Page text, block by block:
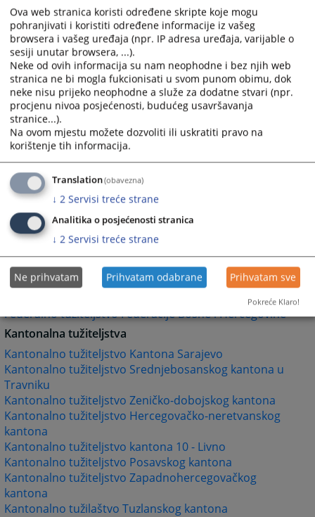
Osnovni sud u Mrkonjić Gradu
Osnovni sud u Novom Gradu
Osnovni sud u Prijedoru
Osnovni sud u Prnjavoru
Osnovni sud u Sokocu
Osnovni sud u Srebrenici
Osnovni sud u Tesliću
Osnovni sud u Trebinju
Osnovni sud u Višegradu
Osnovni sud u Vlasenici
Osnovni sud u Zvorniku
Privredni sudovi
Viši privredni sud Banja Luka
Okružni privredni sud u Banja Luci
Okružni privredni sud u Doboju
Okružni privredni sud u Istočnom Sarajevu
Tužilaštva u Federaciji BiH
Federalno tužiteljstvo Federacije Bosne i Hercegovine
Kantonalna tužiteljstva
Kantonalno tužiteljstvo Kantona Sarajevo
Kantonalno tužiteljstvo Srednjebosanskog kantona u
Travniku
Kantonalno tužiteljstvo Zeničko-dobojskog kantona
Kantonalno tužiteljstvo Hercegovačko-neretvanskog
kantona
Kantonalno tužiteljstvo kantona 10 - Livno
Kantonalno tužiteljstvo Posavskog kantona
Kantonalno tužiteljstvo Zapadnohercegovačkog
kantona
Kantonalno tužilaštvo Tuzlanskog kantona
Ova web stranica koristi određene skripte koje mogu
pohranjivati i koristiti određene informacije iz vašeg
browsera i vašeg uređaja (npr. IP adresa uređaja, varijable o
sesiji unutar browsera, ...).
Neke od ovih informacija su nam neophodne i bez njih web
stranica ne bi mogla fukcionisati u svom punom obimu, dok
neke nisu prijeko neophodne a služe za dodatne stvari (npr.
procjenu nivoa posjećenosti, budućeg usavršavanja
stranice...).
Na ovom mjestu možete dozvoliti ili uskratiti pravo na
korištenje tih informacija.
Translation(obavezna)
↓ 2 Servisi treće strane
Analitika o posjećenosti stranica
↓ 2 Servisi treće strane
Ne prihvatam Prihvatam odabrane Prihvatam sve
Pokreće Klaro!